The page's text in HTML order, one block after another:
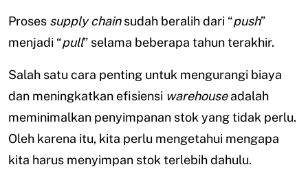
Proses supply chainsudah beralih dari “push”
menjadi “pull” selama beberapa tahun terakhir.
Salah satu cara penting untuk mengurangi biaya
dan meningkatkan efisiensi warehouseadalah
meminimalkan penyimpanan stok yang tidak perlu.
Oleh karena itu, kita perlu mengetahui mengapa
kita harus menyimpan stok terlebih dahulu.